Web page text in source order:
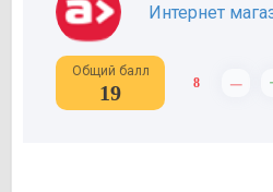
Интернет
Общий балл
19 8 –